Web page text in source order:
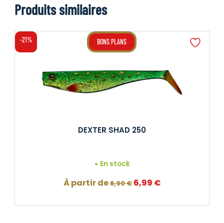
Produits similaires
-21% BONS PLANS
DEXTER SHAD 250
En stock
À partir de8,90€ Le
initial
6,99 €Le
actuel